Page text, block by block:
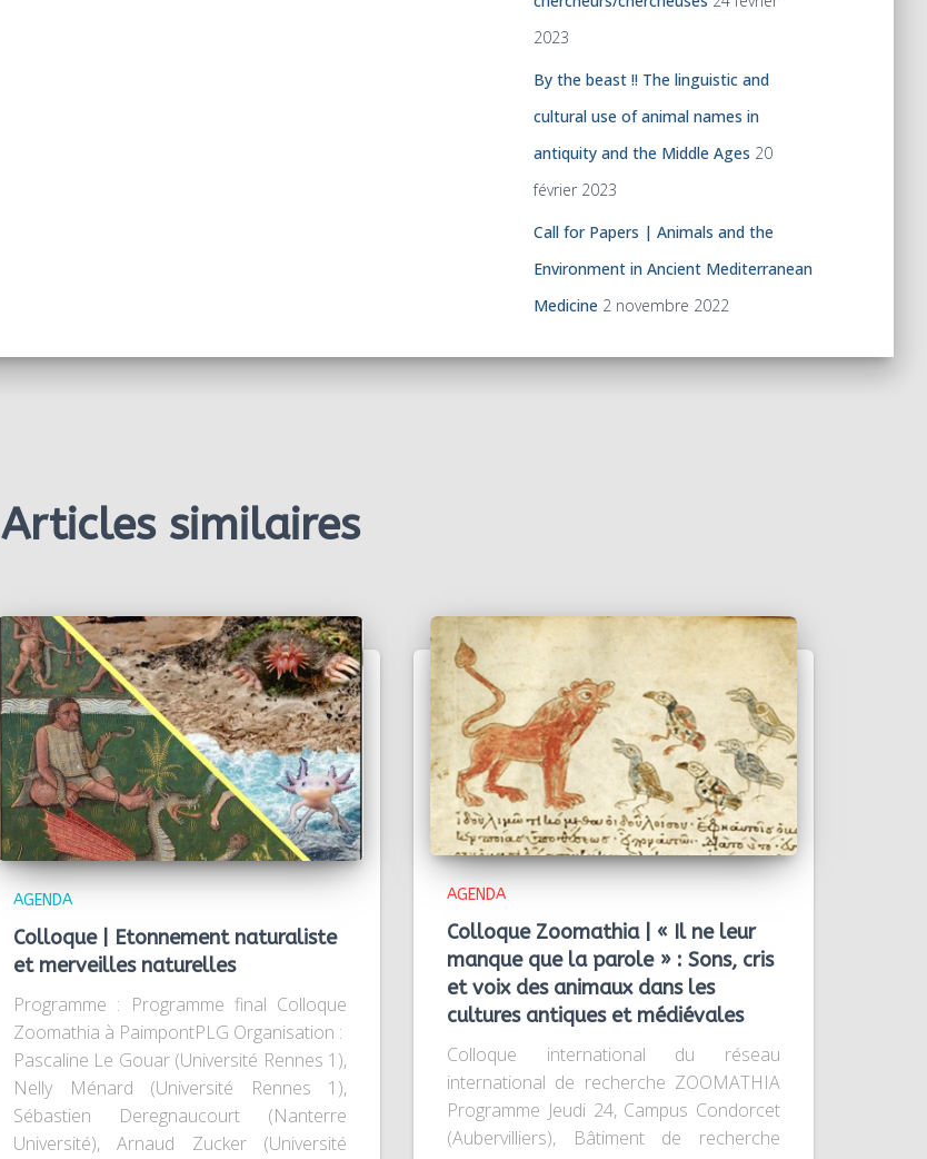
2023
By the beast !! The linguistic and
cultural use of animal names in
antiquity and the Middle Ages 20
février 2023
Call for Papers | Animals and the
Environment in Ancient Mediterranean
Medicine 2 novembre 2022
Articles similaires
AGENDA
Colloque | Etonnement naturaliste
et merveilles naturelles
Programme : Programme final Colloque
Zoomathia à PaimpontPLG Organisation :
Pascaline Le Gouar (Université Rennes 1),
Nelly Ménard (Université Rennes 1),
Sébastien Deregnaucourt ­(Nanterre
Université), Arnaud Zucker (Université
AGENDA
Colloque Zoomathia | « Il ne leur
manque que la parole » : Sons, cris
et voix des animaux dans les
cultures antiques et médiévales
Colloque international du réseau
international de recherche ZOOMATHIA
Programme Jeudi 24, Campus Condorcet
(Aubervilliers), Bâtiment de recherche